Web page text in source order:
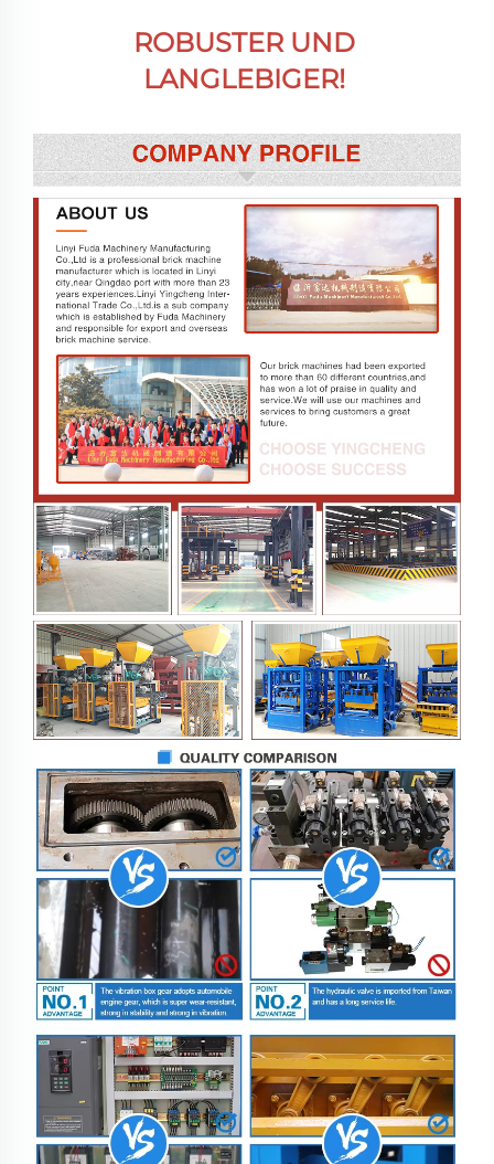
ROBUSTER UND
LANGLEBIGER!